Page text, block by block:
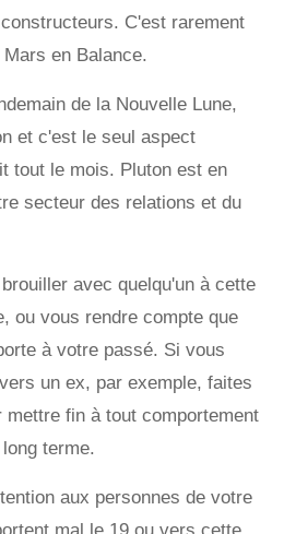
C'est rarement
en Balance.
de la Nouvelle Lune,
et c'est le seul aspect
tout le mois. Pluton est en
secteur des relations et du
avec quelqu'un à cette
ou vous rendre compte que
à votre passé. Si vous
un ex, par exemple, faites
mettre fin à tout comportement
terme.
aux personnes de votre